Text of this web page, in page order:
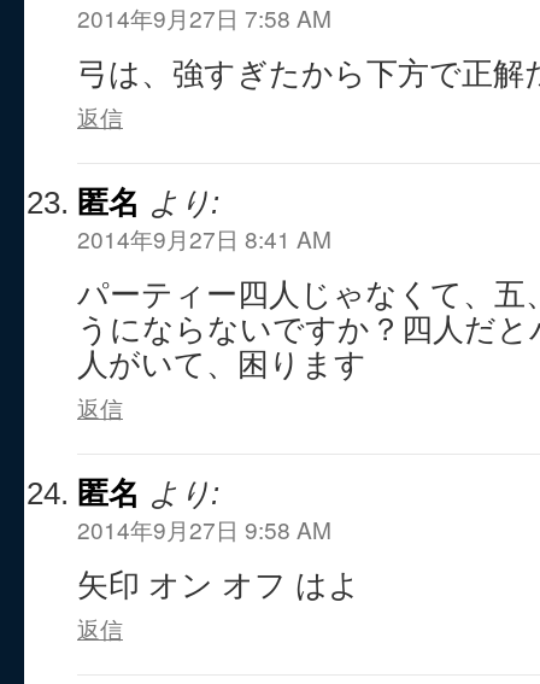
2014年9月27日 7:58 AM
弓は、強すぎたから下方で正解
返信
匿名 より:
2014年9月27日 8:41 AM
パーティー四人じゃなくて、五
うにならないですか？四人だ
人がいて、困ります
返信
匿名 より:
2014年9月27日 9:58 AM
矢印 オン オフ はよ
返信